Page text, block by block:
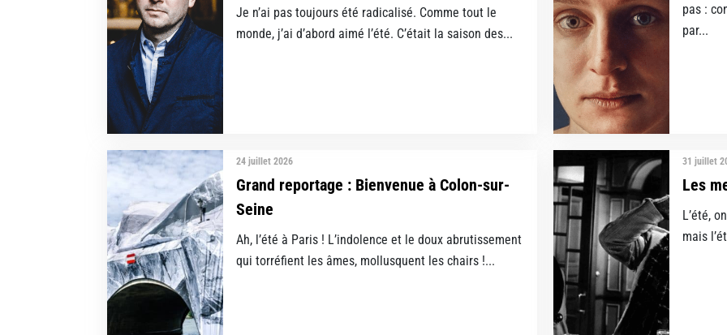
Je n’ai pas toujours été radicalisé. Comme tout le
monde, j’ai d’abord aimé l’été. C’était la saison des...
24 juillet 2026
Grand reportage : Bienvenue à Colon-sur-
Seine
Ah, l’été à Paris ! L’indolence et le doux abrutissement
qui torréfient les âmes, mollusquent les chairs !...
pas :
par...
31 juillet
Les
L’été,
mais